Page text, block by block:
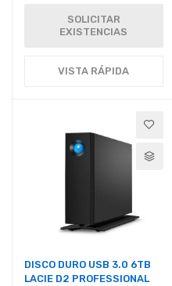
SOLICITAR
EXISTENCIAS
VISTA RÁPIDA
DISCO DURO USB 3.0 6TB
LACIE D2 PROFESSIONAL